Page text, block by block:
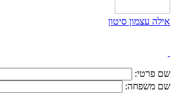
אילה עצמון סיטון
שם פרטי:
שם משפחה: